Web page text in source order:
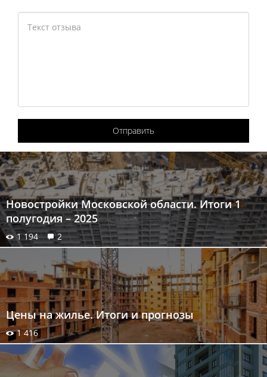
Отправить
Новостройки Московской области. Итоги 1
полугодия – 2025
1 194 2
Цены на жилье. Итоги и прогнозы
1 416